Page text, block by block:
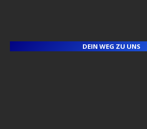
DEIN WEG ZU UNS